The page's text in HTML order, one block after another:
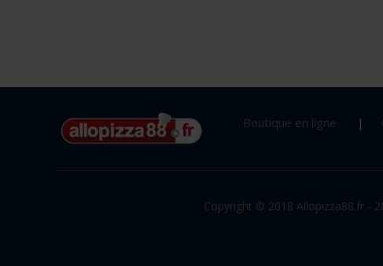
Boutique en ligne
Copyright © 2018 Allopizza88.fr -